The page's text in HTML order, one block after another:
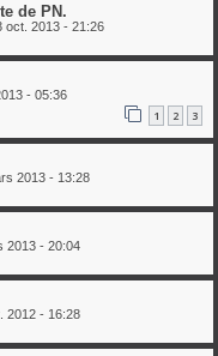
de PN.
oct. 2013 - 21:26
- 05:36
1 2 3
2013 - 13:28
2013 - 20:04
2012 - 16:28